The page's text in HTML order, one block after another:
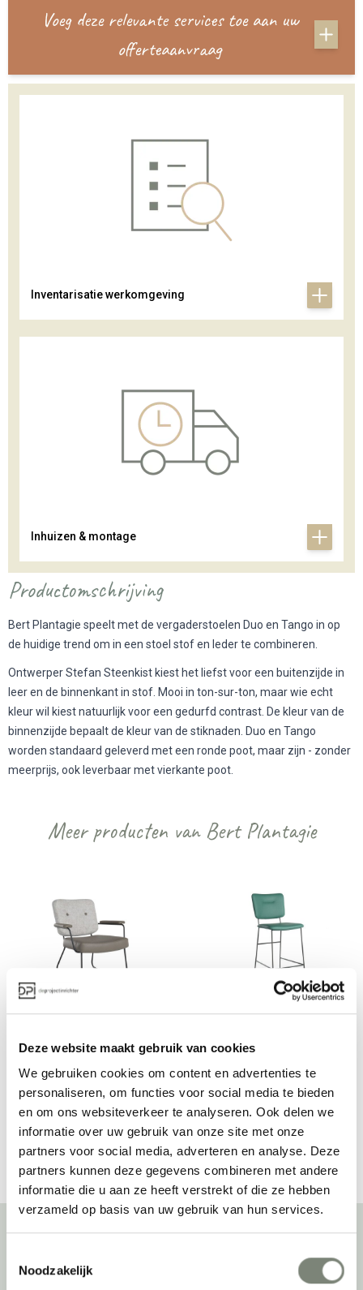
Deze website maakt gebruik van cookies
We gebruiken cookies om content en advertenties te
personaliseren, om functies voor social media te bieden
en om ons websiteverkeer te analyseren. Ook delen we
informatie over uw gebruik van onze site met onze
partners voor social media, adverteren en analyse. Deze
partners kunnen deze gegevens combineren met andere
informatie die u aan ze heeft verstrekt of die ze hebben
verzameld op basis van uw gebruik van hun services.
Noodzakelijk
Voeg deze relevante services toe aan uw
offerteaanvraag
Inventarisatie werkomgeving
Inhuizen & montage
Productomschrijving
Bert Plantagie speelt met de vergaderstoelen Duo en Tango in op
de huidige trend om in een stoel stof en leder te combineren.
Ontwerper Stefan Steenkist kiest het liefst voor een buitenzijde in
leer en de binnenkant in stof. Mooi in ton-sur-ton, maar wie echt
kleur wil kiest natuurlijk voor een gedurfd contrast. De kleur van de
binnenzijde bepaalt de kleur van de stiknaden. Duo en Tango
worden standaard geleverd met een ronde poot, maar zijn - zonder
meerprijs, ook leverbaar met vierkante poot.
Meer producten van Bert Plantagie
Bert Plantagie Kiko
Vanaf €
Bert Plantagie Kiko
Vanaf €€
Over deprojectinrichter